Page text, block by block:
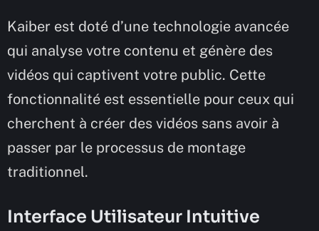
Kaiber est doté d’une technologie avancée
qui analyse votre contenu et génère des
vidéos qui captivent votre public. Cette
fonctionnalité est essentielle pour ceux qui
cherchent à créer des vidéos sans avoir à
passer par le processus de montage
traditionnel.
Interface Utilisateur Intuitive